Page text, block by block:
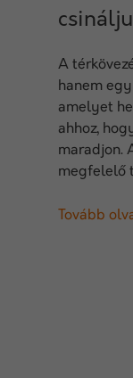
A
hanem
amelyet
ahhoz,
maradjon.
megfelelő
Tovább